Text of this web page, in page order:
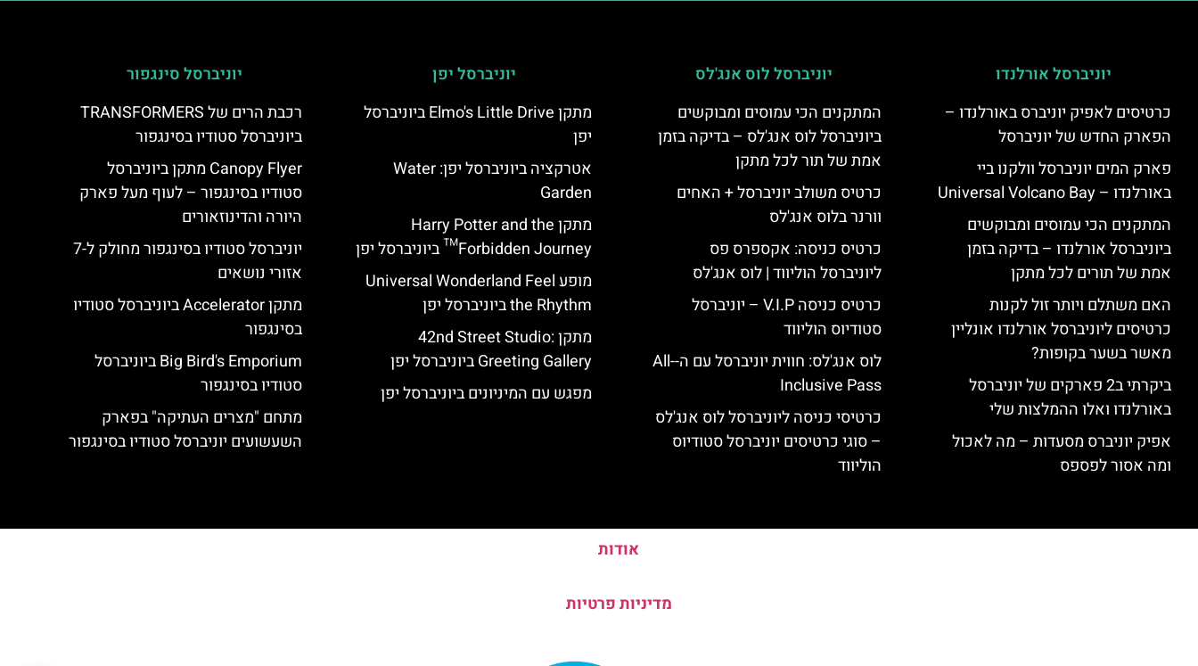
יוניברסל אורלנדו
כרטיסים לאפיק יוניברס באורלנדו –
הפארק החדש של יוניברסל
פארק המים יוניברסל וולקנו ביי
באורלנדו – Universal Volcano Bay
המתקנים הכי עמוסים ומבוקשים
ביוניברסל אורלנדו – בדיקה בזמן
אמת של תורים לכל מתקן
האם משתלם ויותר זול לקנות
כרטיסים ליוניברסל אורלנדו אונליין
מאשר בשער בקופות?
ביקרתי ב2 פארקים של יוניברסל
באורלנדו ואלו ההמלצות שלי
אפיק יוניברס מסעדות – מה לאכול
ומה אסור לפספס
יוניברסל לוס אנג'לס
המתקנים הכי עמוסים ומבוקשים
ביוניברסל לוס אנג'לס – בדיקה בזמן
אמת של תור לכל מתקן
כרטיס משולב יוניברסל + האחים
וורנר בלוס אנג'לס
כרטיס כניסה: אקספרס פס
ליוניברסל הוליווד | לוס אנג'לס
כרטיס כניסה V.I.P – יוניברסל
סטודיוס הוליווד
לוס אנג'לס: חווית יוניברסל עם ה-All-
Inclusive Pass
כרטיסי כניסה ליוניברסל לוס אנג'לס
– סוגי כרטיסים יוניברסל סטודיוס
הוליווד
יוניברסל יפן
מתקן Elmo's Little Drive ביוניברסל
יפן
אטרקציה ביוניברסל יפן: Water
Garden
מתקן Harry Potter and the
Forbidden Journey™ ביוניברסל יפן
מופע Universal Wonderland Feel
the Rhythm ביוניברסל יפן
מתקן 42nd Street Studio:
Greeting Gallery ביוניברסל יפן
מפגש עם המיניונים ביוניברסל יפן
יוניברסל סינגפור
רכבת הרים של TRANSFORMERS
ביוניברסל סטודיו בסינגפור
Canopy Flyer מתקן ביוניברסל
סטודיו בסינגפור – לעוף מעל פארק
היורה והדינוזאורים
יוניברסל סטודיו בסינגפור מחולק ל-7
אזורי נושאים
מתקן Accelerator ביוניברסל סטודיו
בסינגפור
Big Bird's Emporium ביוניברסל
סטודיו בסינגפור
מתחם "מצרים העתיקה" בפארק
השעשועים יוניברסל סטודיו בסינגפור
אודות
מדיניות פרטיות